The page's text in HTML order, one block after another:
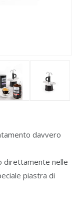
davvero
direttamente nelle
piastra di